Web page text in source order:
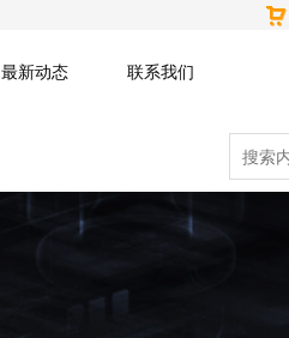
最新动态 联系我们